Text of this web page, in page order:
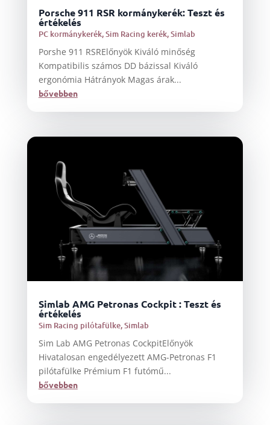
Porsche 911 RSR kormánykerék: Teszt és
értékelés
PC kormánykerék,Sim Racing kerék,Simlab
Porshe 911 RSRElőnyök Kiváló minőség
Kompatibilis számos DD bázissal Kiváló
ergonómia Hátrányok Magas árak...
bővebben
Simlab AMG Petronas Cockpit : Teszt és
értékelés
Sim Racing pilótafülke,Simlab
Sim Lab AMG Petronas CockpitElőnyök
Hivatalosan engedélyezett AMG-Petronas F1
pilótafülke Prémium F1 futómű...
bővebben